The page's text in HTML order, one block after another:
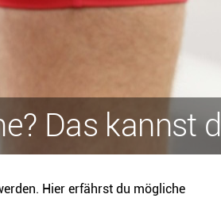
Das kannst
Hier erfährst du mögliche